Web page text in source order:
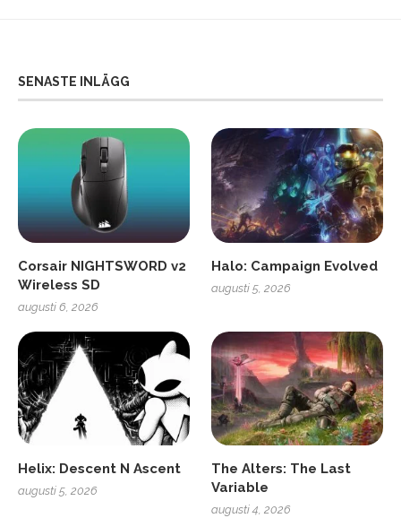
SENASTE INLÄGG
Corsair NIGHTSWORD v2
Wireless SD
augusti 6, 2026
Halo: Campaign Evolved
augusti 5, 2026
Helix: Descent N Ascent
augusti 5, 2026
The Alters: The Last
Variable
augusti 4, 2026